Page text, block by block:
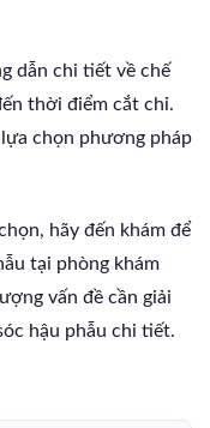
dẫn chi tiết về chế
thời điểm cắt chỉ.
chọn phương pháp
hãy đến khám để
tại phòng khám
vấn đề cần giải
hậu phẫu chi tiết.